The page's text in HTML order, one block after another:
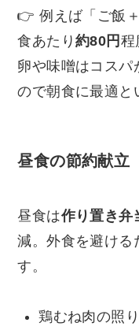
👉 例えば「ご飯
食あたり約80円 程
卵や味噌はコスパ
ので朝食に最適と
昼食の節約献立
昼食は作り置き弁
減。外食を避ける
す。
鶏むね肉の照